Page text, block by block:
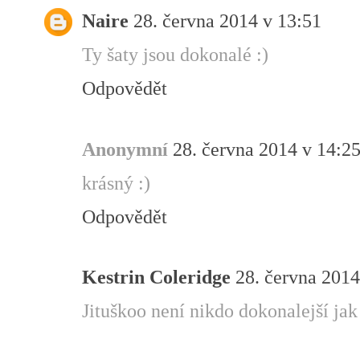
Naire 28. června 2014 v 13:51
Ty šaty jsou dokonalé :)
Odpovědět
Anonymní 28. června 2014 v 14:25
krásný :)
Odpovědět
Kestrin Coleridge 28. června
Jituškoo není nikdo dokonalejší